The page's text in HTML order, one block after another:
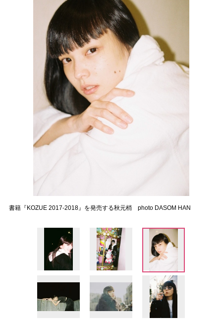
書籍『KOZUE 2017-2018』を発売する秋元梢 photo DASOM HAN